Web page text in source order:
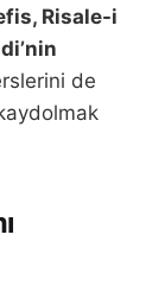
Risale-i
de